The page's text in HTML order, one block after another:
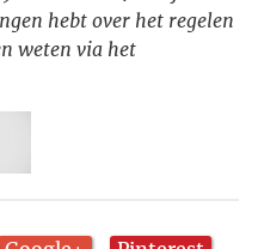
hebt over het regelen
weten via het